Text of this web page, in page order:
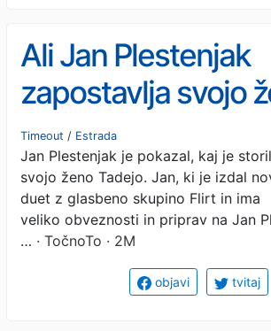
Ali Jan Plestenjak
zapostavlja svojo
Tadejo?
Timeout / Estrada
Jan Plestenjak je pokazal, kaj je
svojo ženo Tadejo. Jan, ki je izdal
duet z glasbeno skupino Flirt in ima
veliko obveznosti in priprav na Jan
… · TočnoTo · 2M
objavi tvitaj